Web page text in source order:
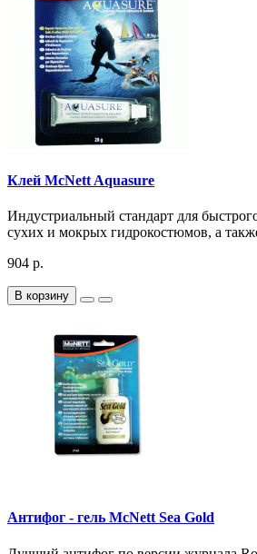
Клей McNett Aquasure
Индустриальный стандарт для
сухих и мокрых гидрокостюмов, а
904 р.
В корзину
Антифог - гель McNett Sea Gold